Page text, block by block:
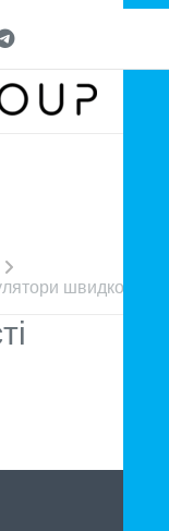
швидкості